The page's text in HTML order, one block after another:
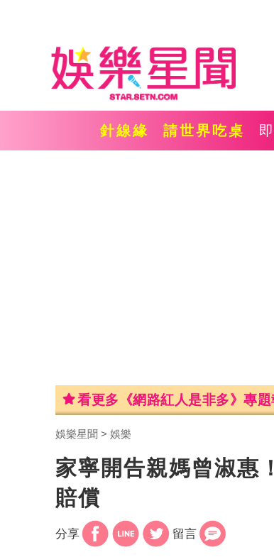
針線緣 請世界吃桌
看更多《網路紅人是非多》專
娛樂星聞 娛樂
家寧開告親媽曾淑惠
賠償
分享 留言